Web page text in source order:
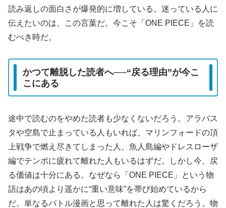
読み返しの面白さが爆発的に増している。迷っている人に
伝えたいのは、この言葉だ。今こそ「ONE PIECE」を読
むべき時だ。
かつて離脱した読者へ──“戻る理由”が今こ
こにある
途中で読むのをやめた読者も少なくないだろう。アラバス
タや空島で止まっている人もいれば、マリンフォードの頂
上戦争で燃え尽きてしまった人、魚人島編やドレスローザ
編でテンポに疲れて離れた人もいるはずだ。しかし今、戻
る価値は十分にある。なぜなら「ONE PIECE」という物
語はあの頃より遥かに“重い意味”を帯び始めているから
だ。単なるバトル漫画と思って離れた人は驚くだろう。物